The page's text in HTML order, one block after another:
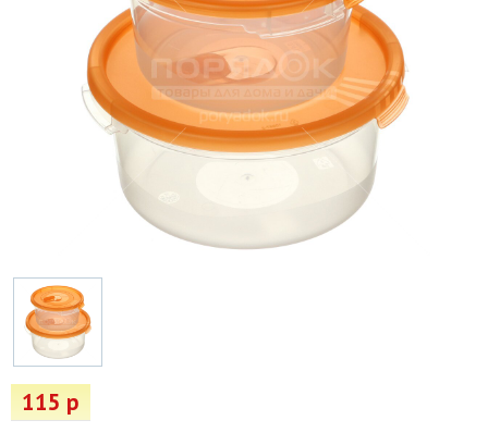
Товары для отдыха
Водоснабжение и полив
Пруды и бассейны
Спецодежда
Все для автолюбителей
Снегоуборочный инвентарь и реагенты
Стройматериалы
115 р